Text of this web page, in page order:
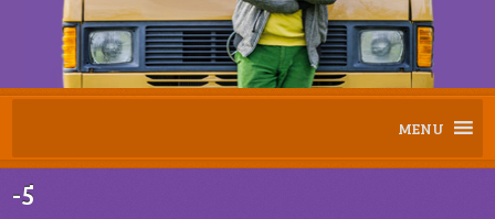
MENU
-5